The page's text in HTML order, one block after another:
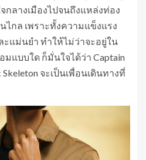
กลางเมืองไปจนถึงแหล่งท่อง
กล เพราะทั้งความแข็งแรง
ะแม่นยำ ทำให้ไม่ว่าจะอยู่ใน
แบบใด ก็มั่นใจได้ว่า Captain
Skeleton จะเป็นเพื่อนเดินทางที่